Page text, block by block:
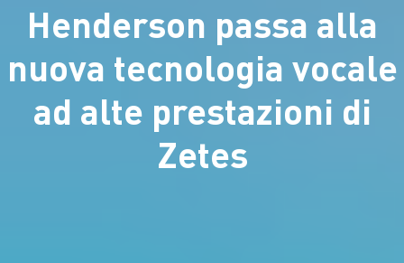
Henderson passa alla
nuova tecnologia vocale
ad alte prestazioni di
Zetes